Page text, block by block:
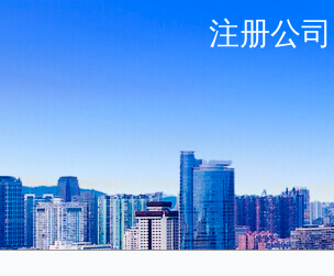
注册公